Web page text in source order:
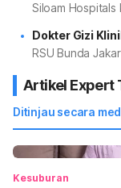
Siloam
Dokter Gizi
RSU Bunda
Artikel Expert
Ditinjau secara
Kesuburan